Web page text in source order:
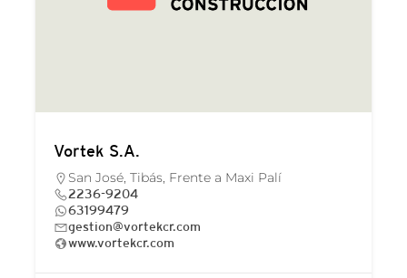
Vortek S.A.
San José, Tibás, Frente a Maxi Palí
2236-9204
63199479
gestion@vortekcr.com
www.vortekcr.com